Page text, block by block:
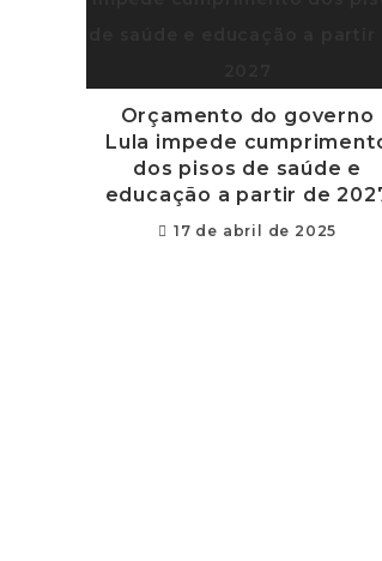
Orçamento do governo
Lula impede
dos pisos de saúde e
educação a partir de
17 de abril de 2025